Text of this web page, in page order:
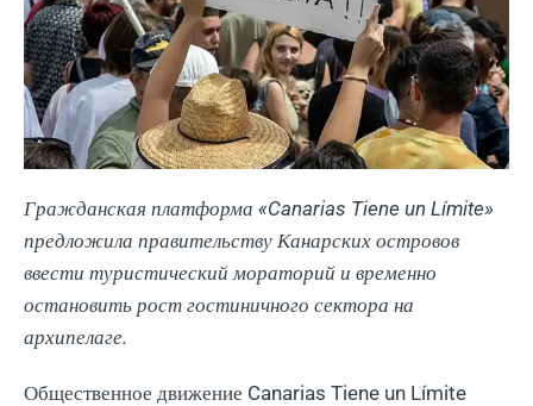
Гражданская платформа «Canarias Tiene un Límite»
предложила правительству Канарских островов
ввести туристический мораторий и временно
остановить рост гостиничного сектора на
архипелаге.
Общественное движение Canarias Tiene un Límite